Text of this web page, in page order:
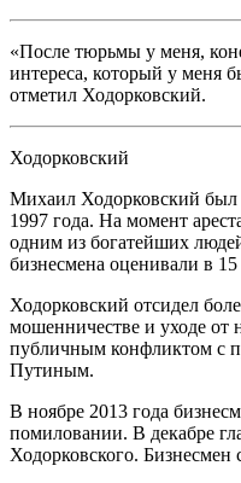
«После тюрьмы у меня,
интереса, который у меня
отметил Ходорковский.
Ходорковский
Михаил Ходорковский
1997 года. На момент
одним из богатейших
бизнесмена оценивали в
Ходорковский отсидел
мошенничестве и уходе от
публичным конфликтом с
Путиным.
В ноябре 2013 года
помиловании. В декабре
Ходорковского. Бизнесмен